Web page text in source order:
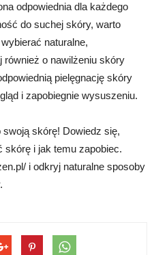
odpowiednia dla każdego
do suchej skóry, warto
naturalne,
również o nawilżeniu skóry
pielęgnację skóry
i zapobiegnie wysuszeniu.
swoją skórę! Dowiedz się,
i jak temu zapobiec.
i odkryj naturalne sposoby